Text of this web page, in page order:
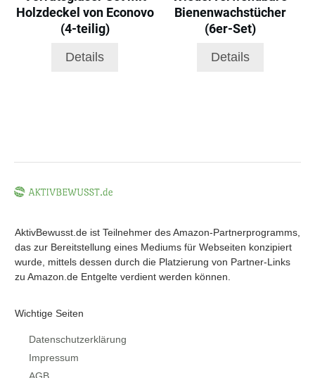
Holzdeckel von Econovo
(4-teilig)
Details
Bienenwachstücher
(6er-Set)
Details
AktivBewusst.de ist Teilnehmer des Amazon-Partnerprogramms,
das zur Bereitstellung eines Mediums für Webseiten konzipiert
wurde, mittels dessen durch die Platzierung von Partner-Links
zu Amazon.de Entgelte verdient werden können.
Wichtige Seiten
Datenschutzerklärung
Impressum